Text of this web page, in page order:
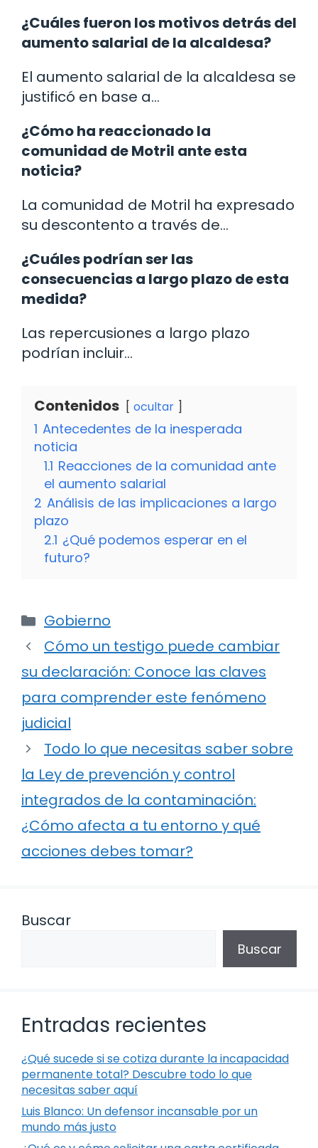
¿Cuáles fueron los motivos detrás del
aumento salarial de la alcaldesa?
El aumento salarial de la alcaldesa se
justificó en base a…
¿Cómo ha reaccionado la
comunidad de Motril ante esta
noticia?
La comunidad de Motril ha expresado
su descontento a través de…
¿Cuáles podrían ser las
consecuencias a largo plazo de esta
medida?
Las repercusiones a largo plazo
podrían incluir…
Contenidos ocultar
1 Antecedentes de la inesperada
noticia
1.1 Reacciones de la comunidad ante
el aumento salarial
2 Análisis de las implicaciones a largo
plazo
2.1 ¿Qué podemos esperar en el
futuro?
Categorías
Gobierno
Cómo un testigo puede cambiar
su declaración: Conoce las claves
para comprender este fenómeno
judicial
Todo lo que necesitas saber sobre
la Ley de prevención y control
integrados de la contaminación:
¿Cómo afecta a tu entorno y qué
acciones debes tomar?
Buscar
Buscar
Entradas recientes
¿Qué sucede si se cotiza durante la incapacidad
permanente total? Descubre todo lo que
necesitas saber aquí
Luis Blanco: Un defensor incansable por un
mundo más justo